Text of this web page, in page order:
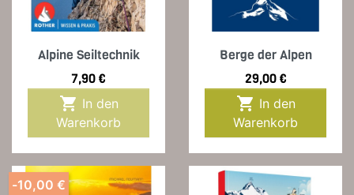
Alpine Seiltechnik
Preis
7,90 €

Warenkorb
Berge der Alpen
Preis
29,00 €

Warenkorb
-10,00 €